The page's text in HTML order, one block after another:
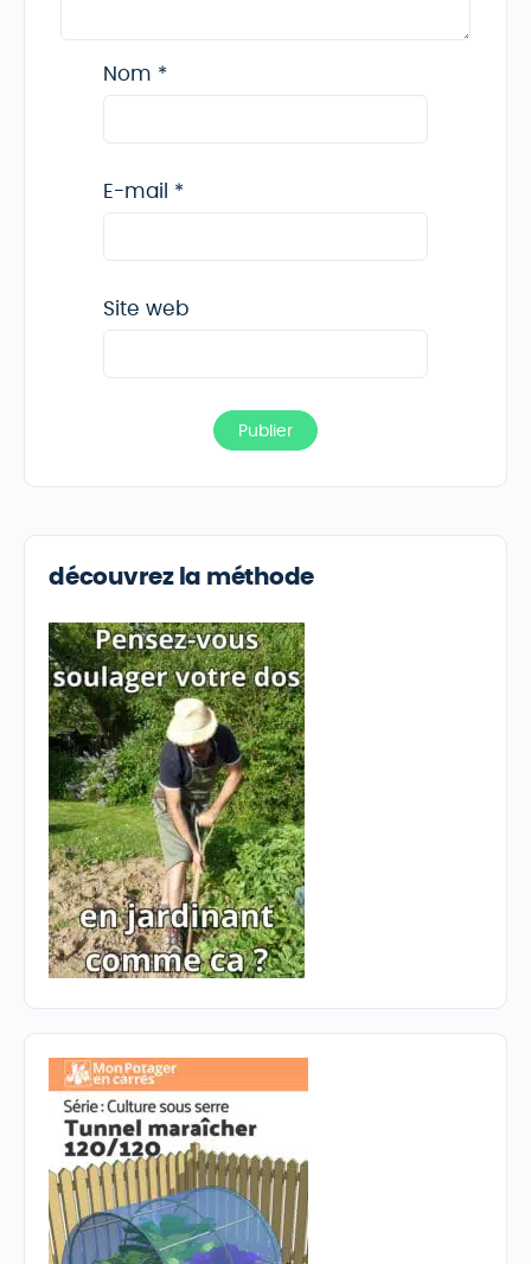
Nom *
E-mail *
Site web
découvrez la méthode